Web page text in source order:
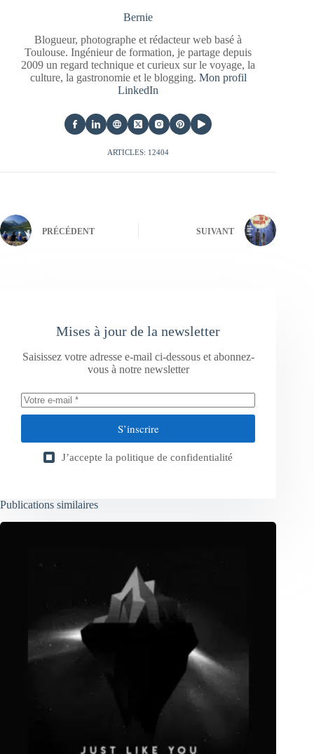
Bernie
Blogueur, photographe et rédacteur web basé à
Toulouse. Ingénieur de formation, je partage depuis
2009 un regard technique et curieux sur le voyage, la
culture, la gastronomie et le blogging. Mon profil
LinkedIn
ARTICLES: 12404
PRÉCÉDENT SUIVANT
Mises à jour de la newsletter
Saisissez votre adresse e-mail ci-dessous et abonnez-
vous à notre newsletter
S’inscrire
J’accepte la politique de confidentialité
Publications similaires